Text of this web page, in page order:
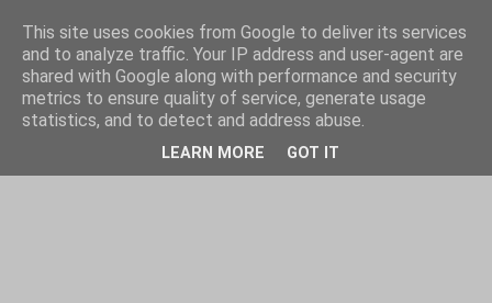
This site uses cookies from Google to deliver its services
and to analyze traffic. Your IP address and user-agent are
shared with Google along with performance and security
metrics to ensure quality of service, generate usage
statistics, and to detect and address abuse.
LEARN MORE GOT IT